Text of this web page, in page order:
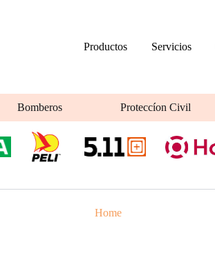
Productos
Servicios
Bomberos Proteccíon Civil
Home